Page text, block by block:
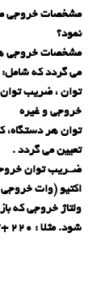
مشخصات خروجی
نمود؟
مشخصات خروجی
می گردد که شامل:
توان ، ضریب
خروجی و غیره
توان هر دستگاه،
تعیین می گردد .
ضــریب توان
اکتیو (وات
ولتاژ خروجی که
شود. مثلا : ۲۲۰ +/-۲۰%